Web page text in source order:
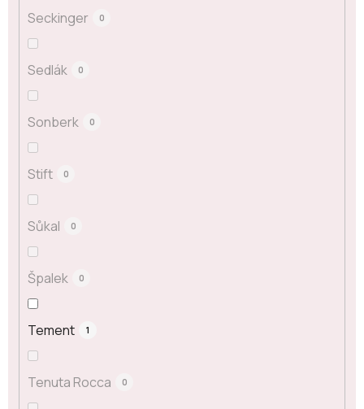
Seckinger 0
Sedlák 0
Sonberk 0
Stift 0
Sůkal 0
Špalek 0
Tement 1
Tenuta Rocca 0